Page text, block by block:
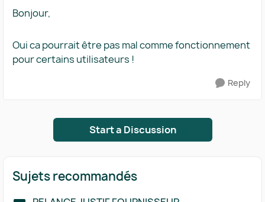
Bonjour,
Oui ca pourrait être pas mal comme fonctionnement
pour certains utilisateurs !
Reply
Start a Discussion
Sujets recommandés